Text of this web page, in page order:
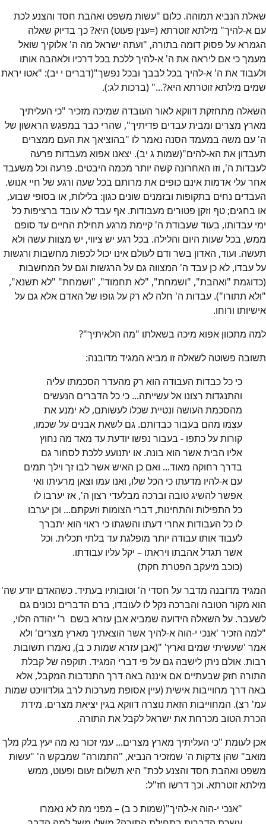
שאלת הנביא תמוהה. כלום "עשות משפט ואהבת חסד והצנע לכת
עם א-להיך" מילתא זוטרתא (=ענין פעוט) היא? כך בדיוק שאלה
הגמרא על פסוק דומה בתורה, "ועתה ישראל מה ה' אלוקיך שואל
מעמך כי אם ליראה את ה' א-להיך ללכת בכל דרכיו ולאהבה אותו
ולעבוד את ה' א-להיך בכל לבבך ובכל נפשך"(דברים י יב): "אטו יראת
שמים מילתא זוטרתא היא?..." (ברכות לג:).
השאלה מתחזקת דווקא לאור העובדה שמיכה מזכיר "כי העליתיך
מארץ מצרים ומבית עבדים פדיתיך", שהרי כבר במפגש הראשון של
ה' עם משה במעמד הסנה נאמר לו "בהוציאך את העם ממצרים
תעבדון את הא-להים"(שמות ג יב). יצאנו אפוא מעבדות פרעה
לעבדות ה', וזו האחרונה קשה יותר מכמה היבטים. פרעה וכל משעבד
אחר עלי אדמות אינם כופים את מרותם בכל שעה ורגע של חיי אנוש.
העבדים נחים בתקופות ובזמנים שונים כגון: בלילות, או בסופי שבוע,
או בחגים; טף וזקן פטורים מעבודות. אף עבד לא עובד ברציפות כל
ימי עבדותו, בעוד שעבודת ה' קיימת מרגע תחילת החיים עד סופם
ממש, בכל שעות היום והלילה. בכל רגע יש ציווי, יש מצוות עשה ולא
תעשה. ועוד, האדון בשר ודם לעולם אינו יכול לכפות מחשבות ורגשות
על עבדו, לא כן עבד ה' המצווה גם על הרגשות וגם על המחשבות
(כדוגמת "ואהבת", "ושמחת", "לא תחמוד", "ושמחת" "לא תשנא",
"ולא תתורו"). עבדות ה' חלה לא רק על גופו של האדם אלא גם על
אישיותו ורוחו.
למה מתכוון אפוא מיכה בשאלתו "מה הלאיתיך"?
תשובה פשוטה לשאלה זו מביא המגיד מדובנה:
כי כל כבדות העבודה הוא רק מהעדר הסכמתו עליה
והתנגדות רצונו אל עשייתה... כי כל הדברים הנעשים
מהסכמת העושה ונטיית שכלו לעשותם, לא ימנע את
עצמו מהם בעבור כבדותם. גם לשאת אבנים על שכמו,
קורות על כתפו - בעבור נפשו יודעת עד מאד מה נחוץ
אליו הבית אשר הוא בונה. או יתנועע ללכת לסחור גם
בדרך רחוקה מאוד... ואם כן האיש אשר לבו זך וילך תמים
עם א-להיו מדעתו כי הכל שלו, ואנו עמו וצאן מרעיתו ואי
אפשר להשיג טובה וברכה מבלעדי רצון ה', אז יערבו לו
כל התפילות והתחינות, דברי הצומות וזעקתם... וכן יערבו
לו כל העבודות אחרי דעתו והשגתו כי ראוי הוא יתברך
לעבוד אותו עבודה יותר מופלגת עד בלתי תכלית. וכל
אשר תגדל אהבתו ויראתו – יקל עליו עבודתו.
(כוכב מיעקב הפטרת חקת)
המגיד מדובנה מדבר על חסדי ה' וטובותיו בעתיד. כשהאדם יודע שה'
הוא מקור הטובה והברכה נקל לו לעובדו, ברם הדברים נכונים גם
לשעבר. על השאלה הידועה שמביא אבן עזרא בשם ר' יהודה הלוי,
"למה הזכיר 'אנכי י-הוה א-להיך אשר הוצאתיך מארץ מצרים' ולא
אמר 'שעשיתי שמים וארץ' "(אבן עזרא שמות כ ב), נאמרו תשובות
רבות. אולם ניתן לישבה גם על פי דברי המגיד. תוקפה של קבלת
התורה חזק שבעתיים אם איננה באה דרך התנדבות המקבל, אלא
באה דרך מחוייבות אישית (עיין אסופת מערכות לרב גולדוויכט שמות
עמ' רצ). המחוייבות הזאת נוצרה דווקא בגין יציאת מצרים. מידת
הכרת הטוב מכרחת את ישראל לקבל את התורה.
אכן לעומת "כי העליתיך מארץ מצרים... עמי זכור נא מה יעץ בלק מלך
מואב" שהן צדקות ה' שמזכיר הנביא, "התמורה" שמבקש ה' "עשות
משפט ואהבת חסד והצנע לכת" היא תשלום זעום ופעוט, ממש
מילתא זוטרתא. וכך דרשו חז"ל:
"אנכי י-הוה א-להיך"(שמות כ ב) – מפני מה לא נאמרו